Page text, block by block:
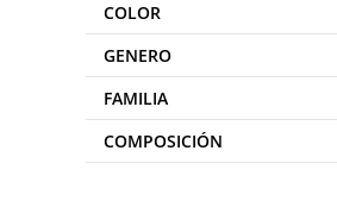
COLOR
GENERO
FAMILIA
COMPOSICIÓN